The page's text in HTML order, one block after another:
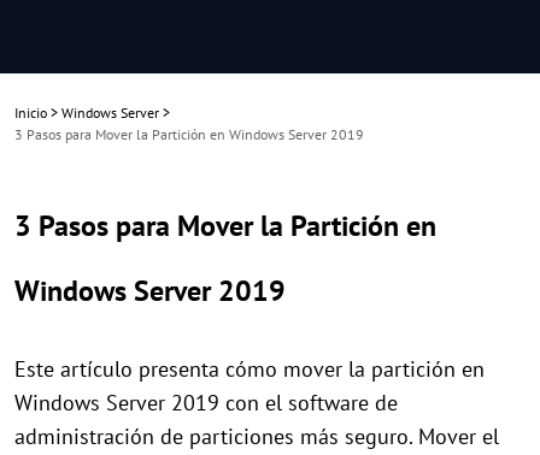
Inicio > Windows Server >
3 Pasos para Mover la Partición en Windows Server 2019
3 Pasos para Mover la Partición en
Windows Server 2019
Este artículo presenta cómo mover la partición en
Windows Server 2019 con el software de
administración de particiones más seguro. Mover el